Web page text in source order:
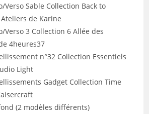
Verso Sable Collection Back to
Ateliers de Karine
Verso 3 Collection 6 Allée des
4heures37
n°32 Collection Essentiels
Light
Gadget Collection Time
(2 modèles différents)